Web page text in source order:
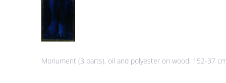
Monument (3 parts), oil and polyester on wood, 152-37